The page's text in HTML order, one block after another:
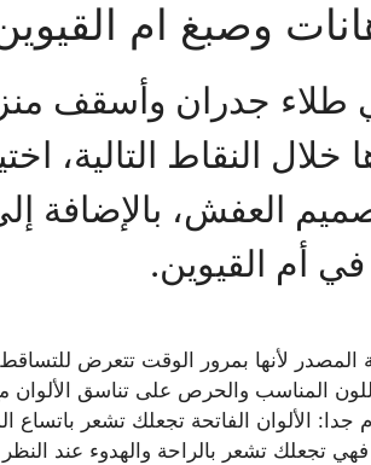
وصبغ ام
جدران وأسقف
النقاط التالية،
العفش، بالإضافة
أم القيوين.
المصدر لأنها بمرور الوقت تتعرض
المناسب والحرص على تناسق الألوان
الألوان الفاتحة تجعلك تشعر
فهي تجعلك تشعر بالراحة والهدوء عند النظر